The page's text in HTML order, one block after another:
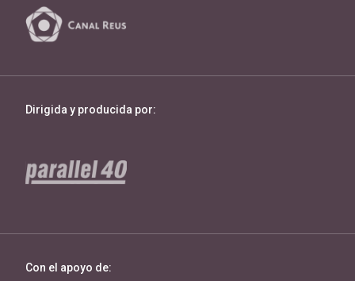
Dirigida y producida por:
Con el apoyo de: